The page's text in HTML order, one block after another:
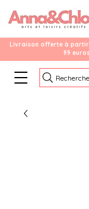
Livraison offerte à
99